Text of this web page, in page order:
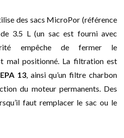
des sacs MicroPor (référence
3.5 L (un sac est fourni avec
empêche de fermer le
mal positionné. La filtration est
13, ainsi qu’un filtre charbon
du moteur permanents. Des
faut remplacer le sac ou le